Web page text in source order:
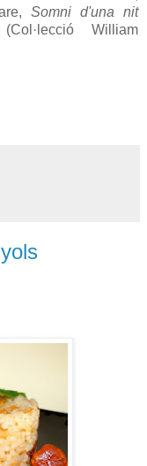
Somni d'una nit
William